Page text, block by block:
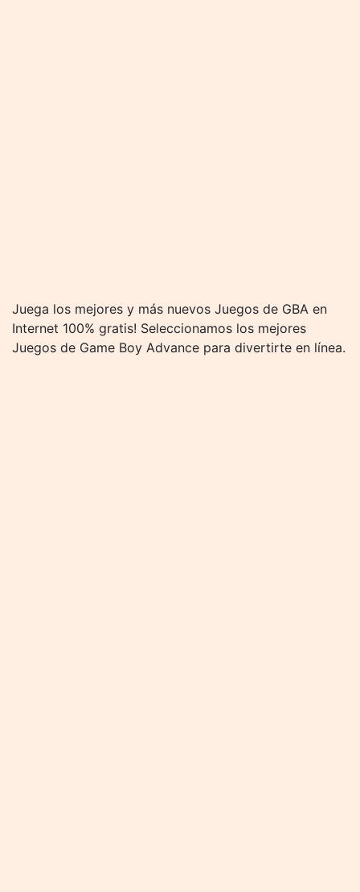
Juega los mejores y más nuevos Juegos de GBA en
Internet 100% gratis! Seleccionamos los mejores
Juegos de Game Boy Advance para divertirte en línea.